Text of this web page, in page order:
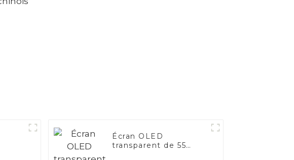
Écran OLED
transparent de 55